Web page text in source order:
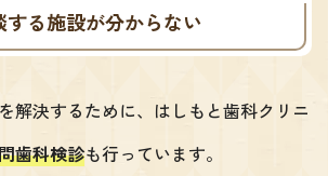
する施設が分からない
解決するために、 はしもと歯科クリニ
歯科検診も行っています。